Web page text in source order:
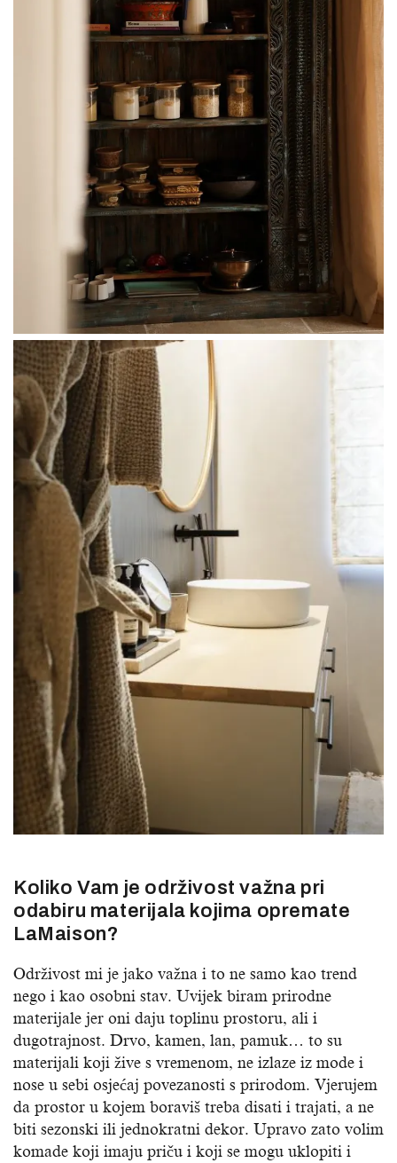
Koliko Vam je održivost važna pri
odabiru materijala kojima opremate
LaMaison?
Održivost mi je jako važna i to ne samo kao trend
nego i kao osobni stav. Uvijek biram prirodne
materijale jer oni daju toplinu prostoru, ali i
dugotrajnost. Drvo, kamen, lan, pamuk… to su
materijali koji žive s vremenom, ne izlaze iz mode i
nose u sebi osjećaj povezanosti s prirodom. Vjerujem
da prostor u kojem boraviš treba disati i trajati, a ne
biti sezonski ili jednokratni dekor. Upravo zato volim
komade koji imaju priču i koji se mogu uklopiti i